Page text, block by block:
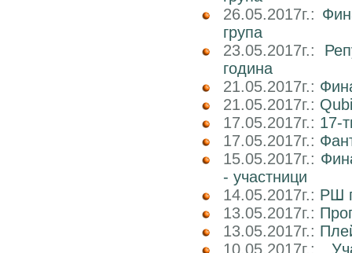
26.05.2017г.:
група
23.05.2017г.:
година
21.05.2017г.:
21.05.2017г.:
17.05.2017г.: 17-
17.05.2017г.:
15.05.2017г.:
- участници
14.05.2017г.: РШ
13.05.2017г.:
13.05.2017г.:
10.05.2017г.: